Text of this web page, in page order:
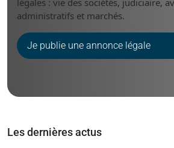
légales : vie des sociétés, judiciaire,
administratifs et marchés.
Je publie une annonce légale
Les dernières actus